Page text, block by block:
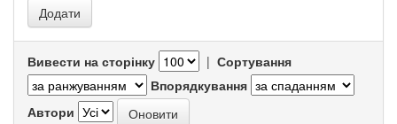
Вивести на сторінку | Сортування
Впорядкування
Автори